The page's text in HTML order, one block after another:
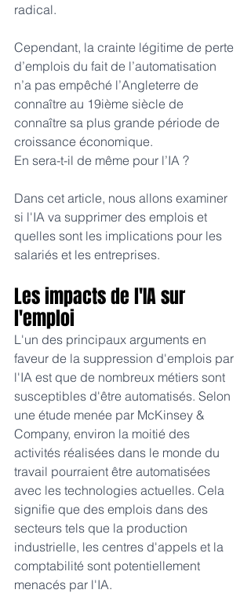
radical.
Cependant, la crainte légitime de perte
d’emplois du fait de l’automatisation
n’a pas empêché l’Angleterre de
connaître au 19ième siècle de
connaître sa plus grande période de
croissance économique.
En sera-t-il de même pour l’IA ?
Dans cet article, nous allons examiner
si l'IA va supprimer des emplois et
quelles sont les implications pour les
salariés et les entreprises.
Les impacts de l'IA sur
l'emploi
L'un des principaux arguments en
faveur de la suppression d'emplois par
l'IA est que de nombreux métiers sont
susceptibles d'être automatisés. Selon
une étude menée par McKinsey &
Company, environ la moitié des
activités réalisées dans le monde du
travail pourraient être automatisées
avec les technologies actuelles. Cela
signifie que des emplois dans des
secteurs tels que la production
industrielle, les centres d'appels et la
comptabilité sont potentiellement
menacés par l'IA.